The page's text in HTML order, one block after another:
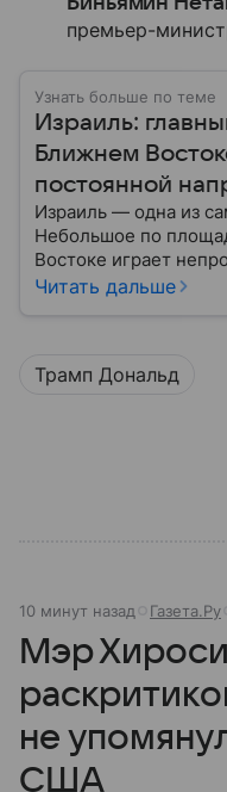
премьер-
Узнать больше по теме
Израиль:
Ближнем
постоянной
Израиль — одна из
Небольшое по
Востоке играет
в международной
Читать дальше
Трамп Дональд
10 минут назад Газета.Ру
Мэр
не
США